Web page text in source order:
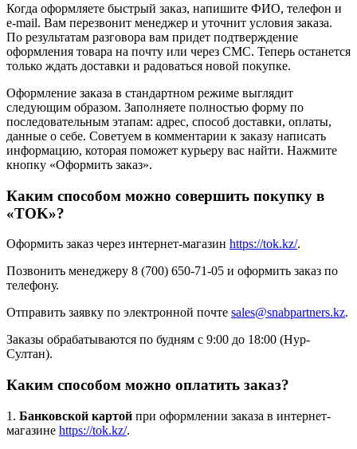
Когда оформляете быстрый заказ, напишите ФИО, телефон и
e-mail. Вам перезвонит менеджер и уточнит условия заказа.
По результатам разговора вам придет подтверждение
оформления товара на почту или через СМС. Теперь останется
только ждать доставки и радоваться новой покупке.
Оформление заказа в стандартном режиме выглядит
следующим образом. Заполняете полностью форму по
последовательным этапам: адрес, способ доставки, оплаты,
данные о себе. Советуем в комментарии к заказу написать
информацию, которая поможет курьеру вас найти. Нажмите
кнопку «Оформить заказ».
Каким способом можно совершить покупку в
«TOK»?
Оформить заказ через интернет-магазин https://tok.kz/.
Позвонить менеджеру 8 (700) 650-71-05 и оформить заказ по
телефону.
Отправить заявку по электронной почте sales@snabpartners.kz.
Заказы обрабатываются по будням с 9:00 до 18:00 (Нур-
Султан).
Каким способом можно оплатить заказ?
1. Банковской картой при оформлении заказа в интернет-
магазине https://tok.kz/.